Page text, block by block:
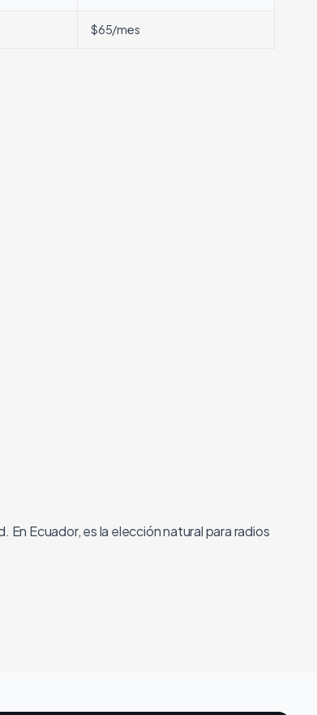
$65/mes
Ecuador, es la elección natural para radios